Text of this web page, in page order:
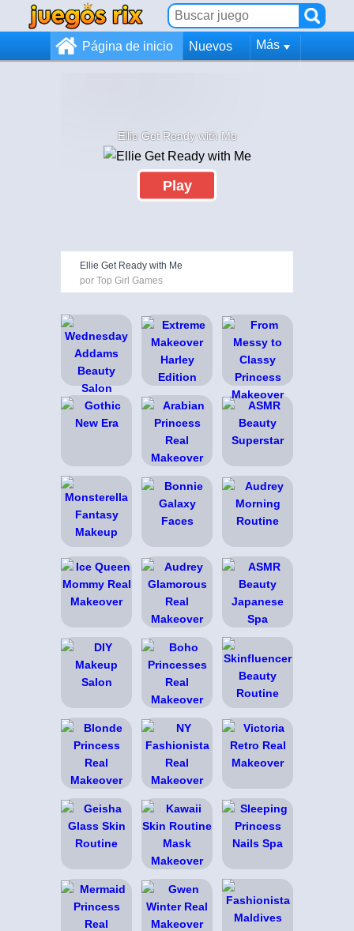
Página de inicio Nuevos Más
Ellie Get Ready with Me
Play
Ellie Get Ready with Me
por Top Girl Games